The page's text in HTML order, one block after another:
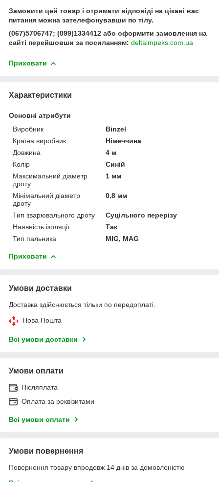
Замовити цей товар і отримати відповіді на цікаві вас
питання можна зателефонувавши по тілу.
(067)5706747; (099)1334412 або оформити замовлення на
сайті перейшовши за посиланням: deltaimpeks.com.ua
Приховати
Характеристики
Основні атрибути
Виробник
Binzel
Країна виробник
Німеччина
Довжина
4 м
Колір
Синій
Максимальний діаметр
дроту
1 мм
Мінімальний діаметр
дроту
0.8 мм
Тип зварювального дроту
Суцільного перерізу
Наявність ізоляції
Так
Тип пальника
MIG, MAG
Приховати
Умови доставки
Доставка здійснюється тільки по передоплаті.
Нова Пошта
Всі умови доставки
Умови оплати
Післяплата
Оплата за реквізитами
Всі умови оплати
Умови повернення
Повернення товару впродовж 14 днів за домовленістю